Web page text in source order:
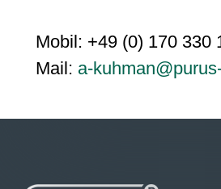
Mobil: +49 (0) 170 330
Mail: a-